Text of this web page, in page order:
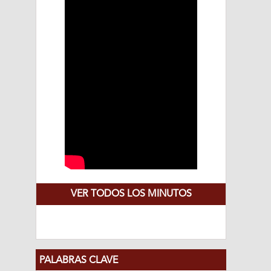
VER TODOS LOS MINUTOS
PALABRAS CLAVE